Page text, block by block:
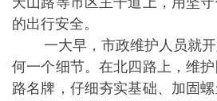
的出行安全。
一大早，市政维护人员就开
何一个细节。在北四路上，维
路名牌，仔细夯实基础、加固